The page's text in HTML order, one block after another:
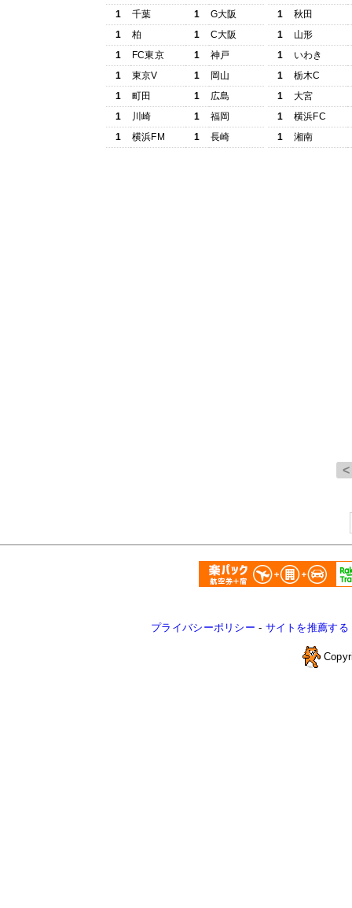
1
千葉 1
G大阪
1
柏 1
C大阪
1
FC東京 1
神戸
1
東京V 1
岡山
1
町田 1
広島
1
川崎 1
福岡
1
横浜FM 1 長崎
1
秋田
1
山形
1
いわき
1
栃木C
1
大宮
1
横浜FC
1
湘南
プライバシーポリシー - サイトを推薦する